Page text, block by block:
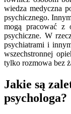
wiedza medyczna
psychicznego.
mogą pracować z
psychiczne. W
psychiatrami i
wszechstronnej
tylko rozmowa bez
Jakie są
psychologa?